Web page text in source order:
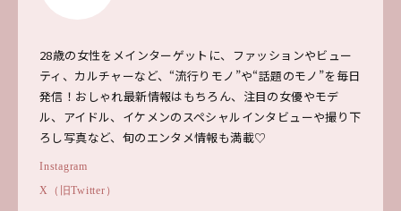
28歳の女性をメインターゲットに、ファッションやビュー
ティ、カルチャーなど、“流行りモノ”や“話題のモノ”を毎日
発信！おしゃれ最新情報はもちろん、注目の女優やモデ
ル、アイドル、イケメンのスペシャルインタビューや撮り下
ろし写真など、旬のエンタメ情報も満載♡
Instagram
X（旧Twitter）